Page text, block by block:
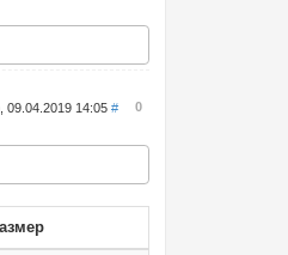
09.04.2019 14:05# 0